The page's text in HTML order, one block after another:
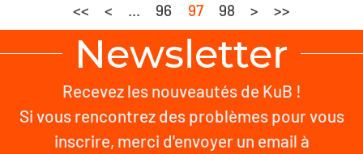
<< < ... 96 97 98 > >>
Newsletter
Recevez les nouveautés de KuB !
Si vous rencontrez des problèmes pour vous
inscrire, merci d'envoyer un email à